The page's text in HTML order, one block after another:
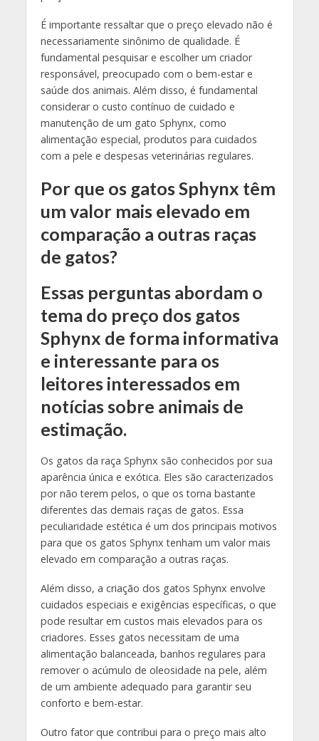
É importante ressaltar que o preço elevado não é
necessariamente sinônimo de qualidade. É
fundamental pesquisar e escolher um criador
responsável, preocupado com o bem-estar e
saúde dos animais. Além disso, é fundamental
considerar o custo contínuo de cuidado e
manutenção de um gato Sphynx, como
alimentação especial, produtos para cuidados
com a pele e despesas veterinárias regulares.
Por que os gatos Sphynx têm
um valor mais elevado em
comparação a outras raças
de gatos?
Essas perguntas abordam o
tema do preço dos gatos
Sphynx de forma informativa
e interessante para os
leitores interessados em
notícias sobre animais de
estimação.
Os gatos da raça Sphynx são conhecidos por sua
aparência única e exótica. Eles são caracterizados
por não terem pelos, o que os torna bastante
diferentes das demais raças de gatos. Essa
peculiaridade estética é um dos principais motivos
para que os gatos Sphynx tenham um valor mais
elevado em comparação a outras raças.
Além disso, a criação dos gatos Sphynx envolve
cuidados especiais e exigências específicas, o que
pode resultar em custos mais elevados para os
criadores. Esses gatos necessitam de uma
alimentação balanceada, banhos regulares para
remover o acúmulo de oleosidade na pele, além
de um ambiente adequado para garantir seu
conforto e bem-estar.
Outro fator que contribui para o preço mais alto